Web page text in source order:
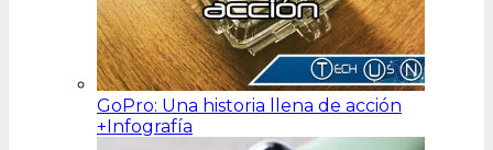
GoPro: Una historia llena de acción
+Infografía